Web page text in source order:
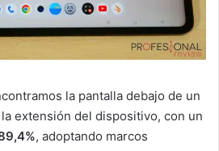
la pantalla debajo de un
extensión del dispositivo, con un
, adoptando marcos